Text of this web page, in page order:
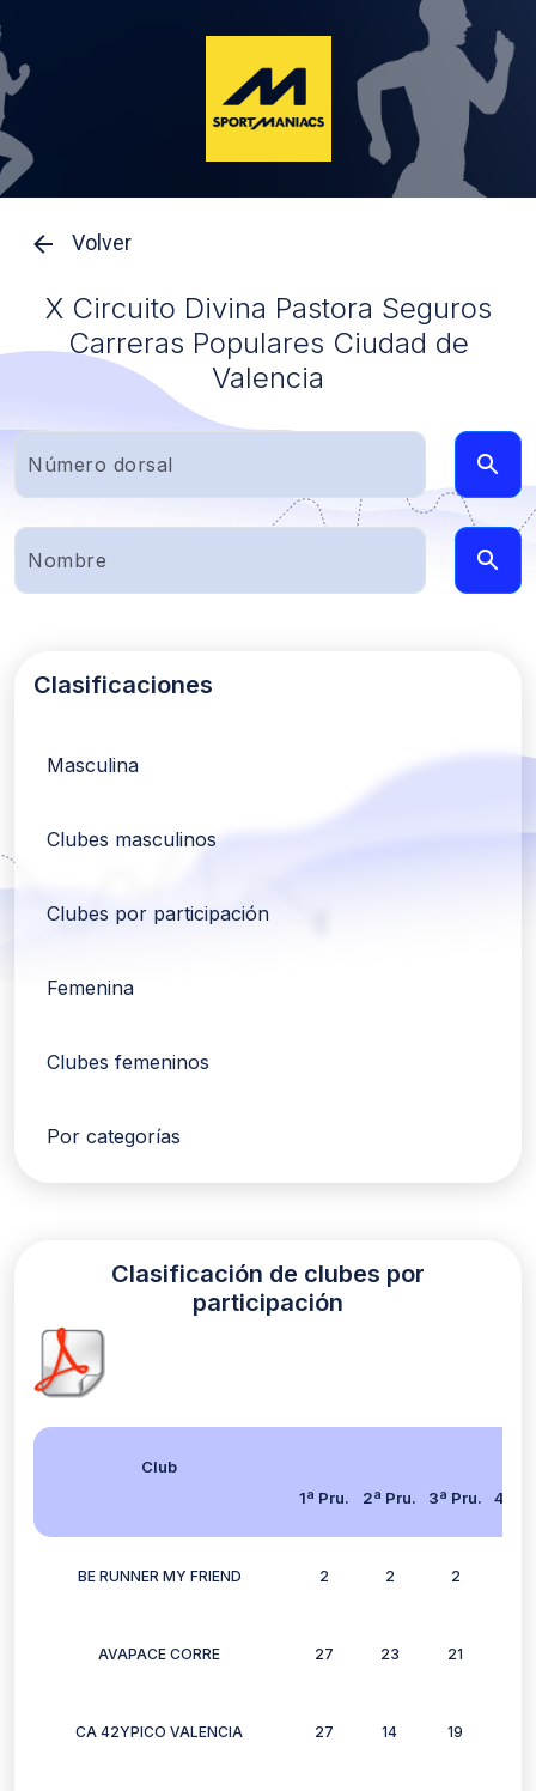
Volver
X Circuito Divina Pastora Seguros
Carreras Populares Ciudad de
Valencia
Clasificaciones
Masculina
Clubes masculinos
Clubes por participación
Femenina
Clubes femeninos
Por categorías
Clasificación de clubes por
participación
Club
1ª Pru.
2ª Pru. 3ª Pru. 4ª
BE RUNNER MY FRIEND 2 2 2
AVAPACE CORRE 27 23 21
CA 42YPICO VALENCIA 27 14 19